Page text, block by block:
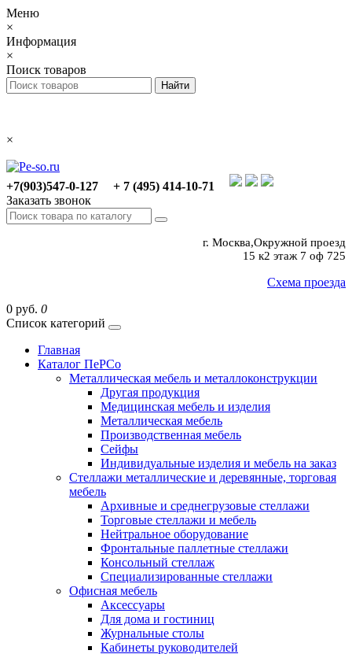
Меню
×
Информация
×
Поиск товаров
×
+7(903)547-0-127
+ 7 (495) 414-10-71
Заказать звонок
г. Москва,Окружной проезд
15 к2 этаж 7 оф 725
Схема проезда
0 руб. 0
Список категорий
Главная
Каталог ПеРСо
Металлическая мебель и металлоконструкции
Другая продукция
Медицинская мебель и изделия
Металлическая мебель
Производственная мебель
Сейфы
Индивидуальные изделия и мебель на заказ
Стеллажи металлические и деревянные, торговая
мебель
Архивные и среднегрузовые стеллажи
Торговые стеллажи и мебель
Нейтральное оборудование
Фронтальные паллетные стеллажи
Консольный стеллаж
Специализированные стеллажи
Офисная мебель
Аксессуары
Для дома и гостиниц
Журнальные столы
Кабинеты руководителей